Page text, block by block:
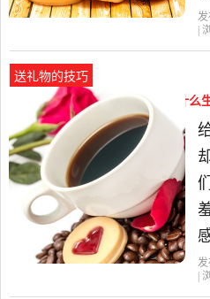
发
|
送礼物的技巧
送给父亲生日礼物什么好（送什么
些）
发
|